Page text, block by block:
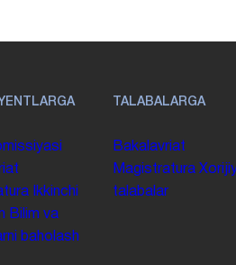
Ikkinchi
Bilim va
baholash
TALABALARGA
Bakalavriat
Magistratura
talabalar